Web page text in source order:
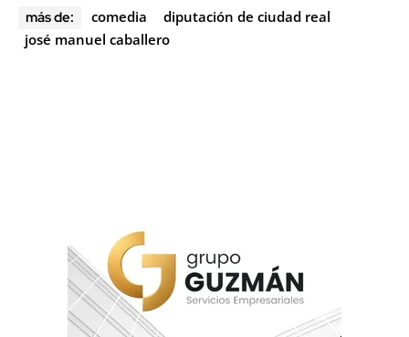
más de: comedia
diputación de ciudad real
josé manuel caballero